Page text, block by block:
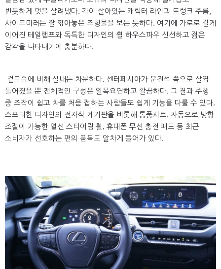
반듯하게 멋을 살려냈다. 각이 살아있는 캐릭터 라인과 트렁크 주름,
사이드미러는 잘 깎아놓은 조형물을 보는 듯하다. 여기에 가로로 길게
이어진 테일램프와 독특한 디자인의 휠 하우스파우 신선하고 젊은
감각을 나타내기에 충분하다.
겉모습에 비해 실내는 차분하다. 센터페시아가 운전석 쪽으로 살짝
틀어졌을 뿐 전체적인 구성은 일목요연하고 깔끔하다. 그 결과 주행
중 조작이 쉽고 차를 처음 접하는 사람들도 쉽게 기능을 다룰 수 있다.
스포티한 디자인의 전자식 계기판을 비롯해 통풍시트, 자동으로 방향
조절이 가능한 열선 스티어링 휠, 휴대폰 무선 충전 패드 등 최근
소비자가 선호하는 편의 품목도 알차게 들어가 있다.